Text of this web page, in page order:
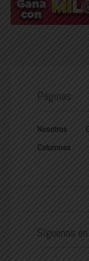
Páginas
Nosotros
Columnas
Síguenos en: